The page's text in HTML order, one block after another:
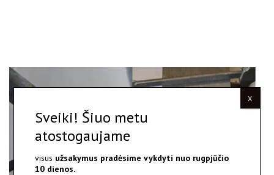
Sveiki! Šiuo metu
atostogaujame
visus užsakymus pradėsime vykdyti nuo rugpjūčio
10 dienos.
X